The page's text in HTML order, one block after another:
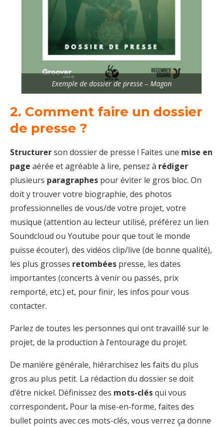
Exemple de dossier de presse – Magon
2. Comment faire un dossier
de presse ?
Structurerson dossier de presse ! Faites une mise en
page aérée et agréable à lire, pensez à rédiger
plusieurs paragraphes pour éviter le gros bloc. On
doit y trouver votre biographie, des photos
professionnelles de vous/de votre projet, votre
musique (attention au lecteur utilisé, préférez un lien
Soundcloud ou Youtube pour que tout le monde
puisse écouter), des vidéos clip/live (de bonne qualité),
les plus grosses retombées presse, les dates
importantes (concerts à venir ou passés, prix
remporté, etc.) et, pour finir, les infos pour vous
contacter.
Parlez de toutes les personnes qui ont travaillé sur le
projet, de la production à l’entourage du projet.
De manière générale, hiérarchisez les faits du plus
gros au plus petit. La rédaction du dossier se doit
d’être nickel. Définissez des mots-clésqui vous
correspondent. Pour la mise-en-forme, faites des
bullet points avec ces mots-clés, vous verrez ça donne